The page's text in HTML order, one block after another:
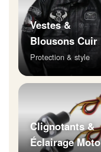
Vestes &
Blousons Cuir
Protection & style
Clignotants &
Éclairage Moto